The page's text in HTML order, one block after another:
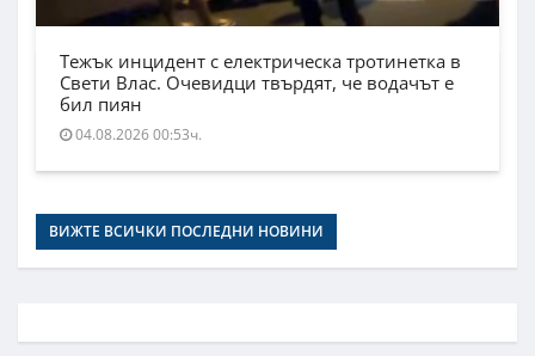
Тежък инцидент с електрическа тротинетка в
Свети Влас. Очевидци твърдят, че водачът е
бил пиян
04.08.2026 00:53ч.
ВИЖТЕ ВСИЧКИ ПОСЛЕДНИ НОВИНИ